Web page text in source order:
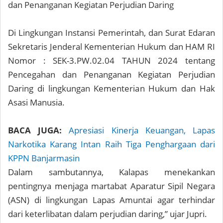
dan Penanganan Kegiatan Perjudian Daring
Di Lingkungan Instansi Pemerintah, dan Surat Edaran
Sekretaris Jenderal Kementerian Hukum dan HAM RI
Nomor : SEK-3.PW.02.04 TAHUN 2024 tentang
Pencegahan dan Penanganan Kegiatan Perjudian
Daring di lingkungan Kementerian Hukum dan Hak
Asasi Manusia.
BACA JUGA:
Apresiasi Kinerja Keuangan, Lapas
Narkotika Karang Intan Raih Tiga Penghargaan dari
KPPN Banjarmasin
Dalam sambutannya, Kalapas menekankan
pentingnya menjaga martabat Aparatur Sipil Negara
(ASN) di lingkungan Lapas Amuntai agar terhindar
dari keterlibatan dalam perjudian daring,” ujar Jupri.